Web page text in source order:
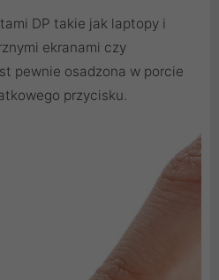
DP takie jak laptopy i
ekranami czy
pewnie osadzona w porcie
przycisku.